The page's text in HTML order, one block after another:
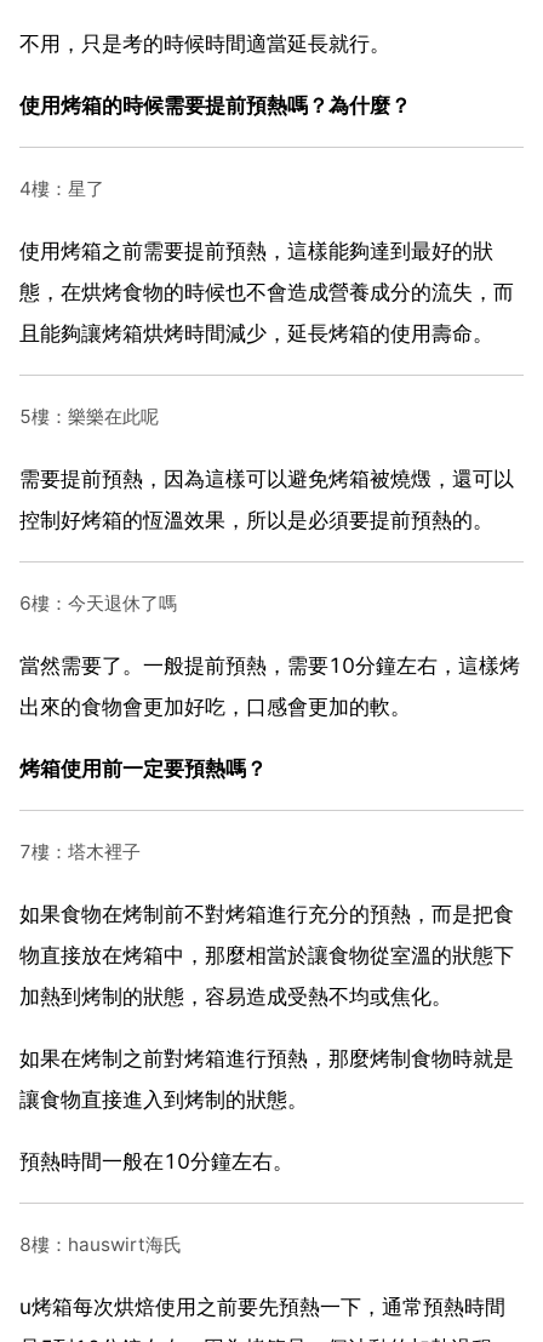
不用，只是考的時候時間適當延長就行。
使用烤箱的時候需要提前預熱嗎？為什麼？
4樓：星了
使用烤箱之前需要提前預熱，這樣能夠達到最好的狀
態，在烘烤食物的時候也不會造成營養成分的流失，而
且能夠讓烤箱烘烤時間減少，延長烤箱的使用壽命。
5樓：樂樂在此呢
需要提前預熱，因為這樣可以避免烤箱被燒燬，還可以
控制好烤箱的恆溫效果，所以是必須要提前預熱的。
6樓：今天退休了嗎
當然需要了。一般提前預熱，需要10分鐘左右，這樣烤
出來的食物會更加好吃，口感會更加的軟。
烤箱使用前一定要預熱嗎？
7樓：塔木裡子
如果食物在烤制前不對烤箱進行充分的預熱，而是把食
物直接放在烤箱中，那麼相當於讓食物從室溫的狀態下
加熱到烤制的狀態，容易造成受熱不均或焦化。
如果在烤制之前對烤箱進行預熱，那麼烤制食物時就是
讓食物直接進入到烤制的狀態。
預熱時間一般在10分鐘左右。
8樓：hauswirt海氏
u烤箱每次烘焙使用之前要先預熱一下，通常預熱時間